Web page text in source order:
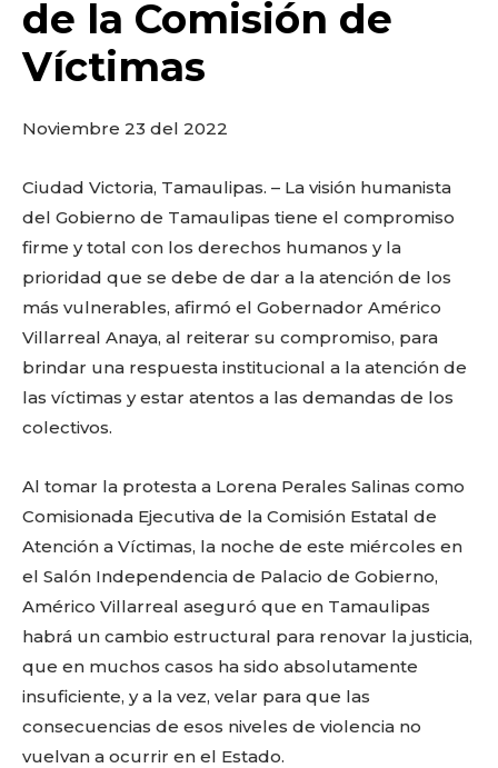
k
de la Comisión de
Víctimas
Noviembre 23 del 2022
Ciudad Victoria, Tamaulipas. – La visión humanista
del Gobierno de Tamaulipas tiene el compromiso
firme y total con los derechos humanos y la
prioridad que se debe de dar a la atención de los
más vulnerables, afirmó el Gobernador Américo
Villarreal Anaya, al reiterar su compromiso, para
brindar una respuesta institucional a la atención de
las víctimas y estar atentos a las demandas de los
colectivos.
Al tomar la protesta a Lorena Perales Salinas como
Comisionada Ejecutiva de la Comisión Estatal de
Atención a Víctimas, la noche de este miércoles en
el Salón Independencia de Palacio de Gobierno,
Américo Villarreal aseguró que en Tamaulipas
habrá un cambio estructural para renovar la justicia,
que en muchos casos ha sido absolutamente
insuficiente, y a la vez, velar para que las
consecuencias de esos niveles de violencia no
vuelvan a ocurrir en el Estado.